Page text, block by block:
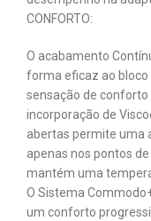
CONFORTO:
O acabamento
forma eficaz ao
sensação de
incorporação de
abertas permite uma
apenas nos pontos
mantém uma
O Sistema
um conforto